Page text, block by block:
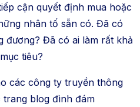
cận quyết định mua hoặc
nhân tố sẵn có. Đã có
đương? Đã có ai làm rất khả
mục tiêu?
các công ty truyền thông
trang blog đình đám